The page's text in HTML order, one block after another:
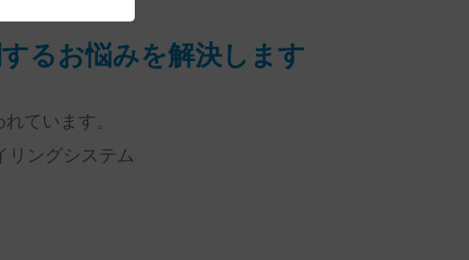
るお悩みを解決します
ています。
リングシステム